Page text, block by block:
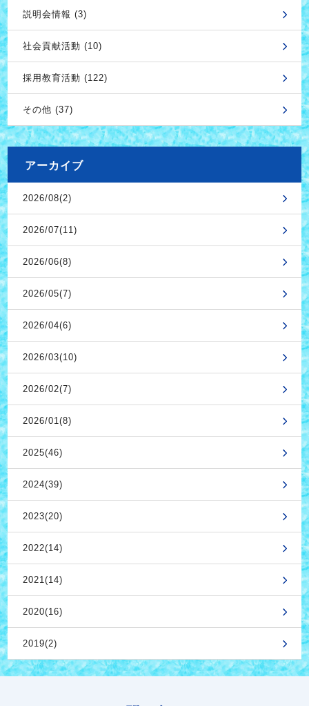
説明会情報 (3)
社会貢献活動 (10)
採用教育活動 (122)
その他 (37)
アーカイブ
2026/08(2)
2026/07(11)
2026/06(8)
2026/05(7)
2026/04(6)
2026/03(10)
2026/02(7)
2026/01(8)
2025(46)
2024(39)
2023(20)
2022(14)
2021(14)
2020(16)
2019(2)